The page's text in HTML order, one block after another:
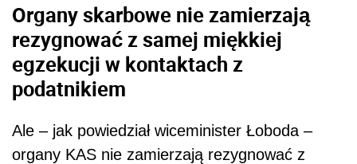
Organy skarbowe nie zamierzają
rezygnować z samej miękkiej
egzekucji w kontaktach z
podatnikiem
Ale – jak powiedział wiceminister Łoboda –
organy KAS nie zamierzają rezygnować z